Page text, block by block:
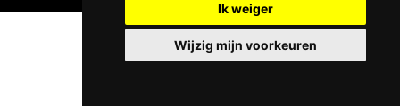
Ik weiger
Wijzig mijn voorkeuren